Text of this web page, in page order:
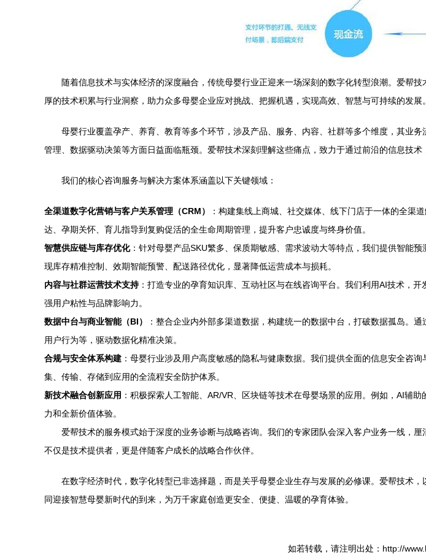
随着信息技术与实体经济的深度融合，传统母婴行业正迎来一场深刻的数字化转型浪潮。爱帮
厚的技术积累与行业洞察，助力众多母婴企业应对挑战、把握机遇，实现高效、智慧与可持续的发展。
母婴行业覆盖孕产、养育、教育等多个环节，涉及产品、服务、内容、社群等多个维度，其业
管理、数据驱动决策等方面日益面临瓶颈。爱帮技术深刻理解这些痛点，致力于通过前沿的信息技
我们的核心咨询服务与解决方案体系涵盖以下关键领域：
全渠道数字化营销与客户关系管理（CRM）
：构建集线上商城、社交媒体、线下门店于一体的全渠
达、孕期关怀、育儿指导到复购促活的全生命周期管理，提升客户忠诚度与终身价值。
智慧供应链与库存优化：针对母婴产品SKU繁多、保质期敏感、需求波动大等特点，我们提供智能
现库存精准控制、效期智能预警、配送路径优化，显著降低运营成本与损耗。
内容与社群运营技术支持：打造专业的孕育知识库、互动社区与在线咨询平台。我们利用AI技术，
强用户粘性与品牌影响力。
数据中台与商业智能（BI）
：整合企业内外部多渠道数据，构建统一的数据中台，打破数据孤岛。
用户行为等，驱动数据化精准决策。
合规与安全体系构建 ：母婴行业涉及用户高度敏感的隐私与健康数据。我们提供全面的信息安全咨
集、传输、存储到应用的全流程安全防护体系。
新技术融合创新应用 ：积极探索人工智能、AR/VR、区块链等技术在母婴场景的应用。例如，AI辅
力和全新价值体验。
爱帮技术的服务模式始于深度的业务诊断与战略咨询。我们的专家团队会深入客户业务一线，
不仅是技术提供者，更是伴随客户成长的战略合作伙伴。
在数字经济时代，数字化转型已非选择题，而是关乎母婴企业生存与发展的必修课。爱帮技术
同迎接智慧母婴新时代的到来，为万千家庭创造更安全、便捷、温暖的孕育体验。
如若转载，请注明出处：http://